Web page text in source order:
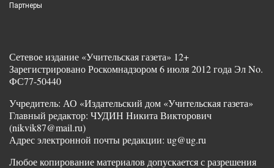
Партнеры
Сетевое издание «Учительская газета» 12+
Зарегистрировано Роскомнадзором 6 июля 2012 года Эл No.
ФС77-50440
Учредитель: АО «Издательский дом «Учительская газета»
Главный редактор: ЧУДИН Никита Викторович
(nikvik87@mail.ru)
Адрес электронной почты редакции: ug@ug.ru
Любое копирование материалов допускается с разрешения